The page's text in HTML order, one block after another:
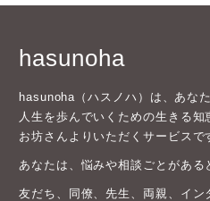
hasunoha
hasunoha（ハスノハ）は、あな
人生を歩んでいくための生きる
お坊さんよりいただくサービスで
あなたは、悩みや相談ごとがある
友だち、同僚、先生、両親、イ